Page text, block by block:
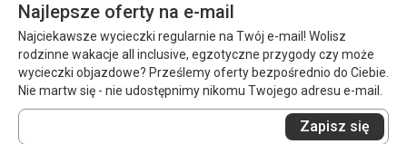
Najlepsze oferty na e-mail
Najciekawsze wycieczki regularnie na Twój e-mail! Wolisz
rodzinne wakacje all inclusive, egzotyczne przygody czy może
wycieczki objazdowe? Prześlemy oferty bezpośrednio do Ciebie.
Nie martw się - nie udostępnimy nikomu Twojego adresu e-mail.
Wprowadź
swój
Zapisz się